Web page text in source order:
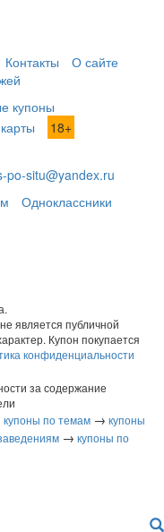
Контакты
О сайте
купоны
18+
po-situ@yandex.ru
Одноклассники
является публичной
Купон покупается
конфиденциальности
за содержание
купоны по темам → купоны
→ купоны по